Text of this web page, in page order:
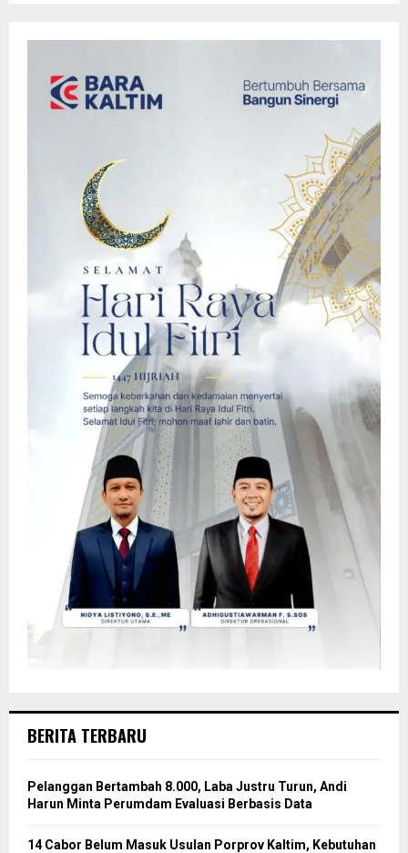
BERITA TERBARU
Pelanggan Bertambah 8.000, Laba Justru Turun, Andi
Harun Minta Perumdam Evaluasi Berbasis Data
14 Cabor Belum Masuk Usulan Porprov Kaltim, Kebutuhan